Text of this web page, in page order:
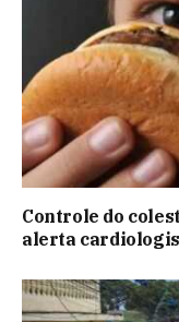
Controle do
alerta